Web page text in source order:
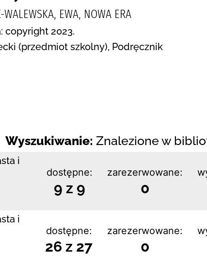
WALEWSKA, EWA, NOWA ERA
copyright 2023.
(przedmiot szkolny), Podręcznik
Wyszukiwanie: Znalezione w
i
dostępne:
9 z 9
zarezerwowane:
0
i
dostępne:
26 z 27
zarezerwowane:
0